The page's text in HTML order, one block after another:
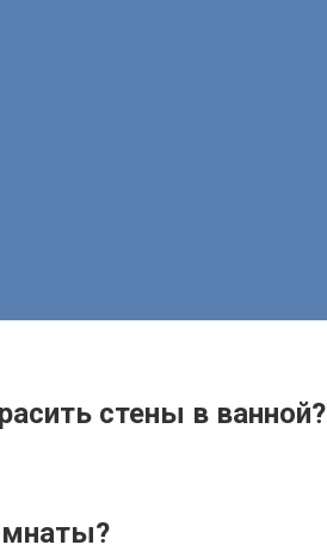
стены в ванной?